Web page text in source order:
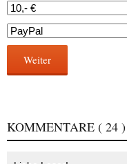
Weiter
KOMMENTARE ( 24 )